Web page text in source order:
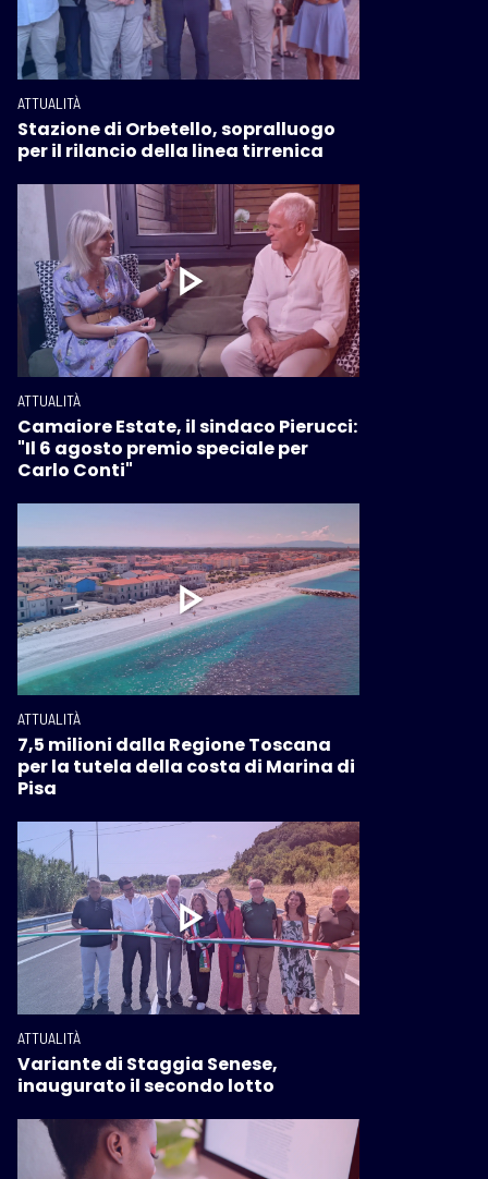
ATTUALITÀ
Stazione di Orbetello, sopralluogo
per il rilancio della linea tirrenica
ATTUALITÀ
Camaiore Estate, il sindaco Pierucci:
"Il 6 agosto premio speciale per
Carlo Conti"
ATTUALITÀ
7,5 milioni dalla Regione Toscana
per la tutela della costa di Marina di
Pisa
ATTUALITÀ
Variante di Staggia Senese,
inaugurato il secondo lotto